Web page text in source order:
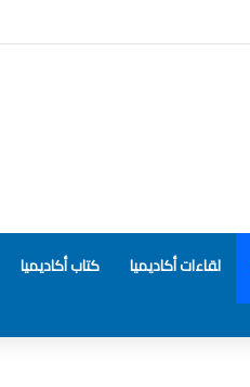
لقاءات أكاديميا كتاب أكاديميا